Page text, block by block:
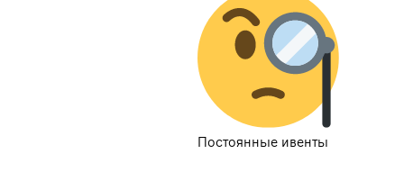
Постоянные ивенты